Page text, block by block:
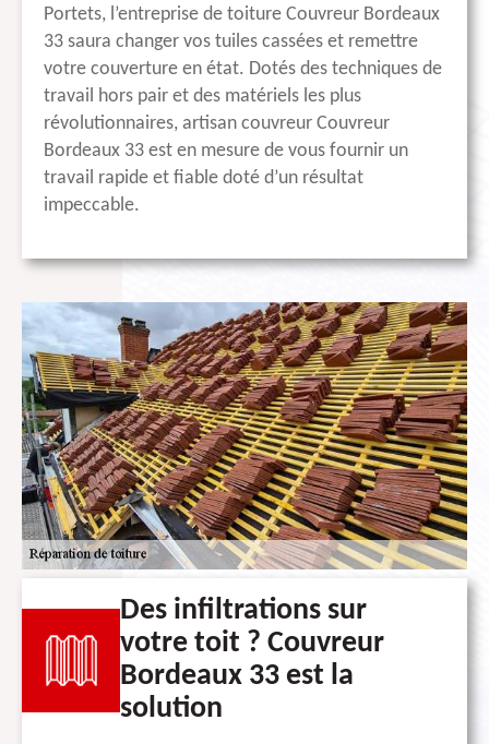
Portets, l’entreprise de toiture Couvreur Bordeaux
33 saura changer vos tuiles cassées et remettre
votre couverture en état. Dotés des techniques de
travail hors pair et des matériels les plus
révolutionnaires, artisan couvreur Couvreur
Bordeaux 33 est en mesure de vous fournir un
travail rapide et fiable doté d’un résultat
impeccable.
Des infiltrations sur
votre toit ? Couvreur
Bordeaux 33 est la
solution